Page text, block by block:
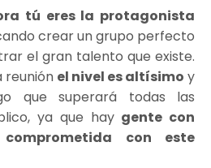
tú eres la protagonista
crear un grupo perfecto
el gran talento que existe.
reunión el nivel es altísimo y
que superará todas las
ya que hay gente con
con este